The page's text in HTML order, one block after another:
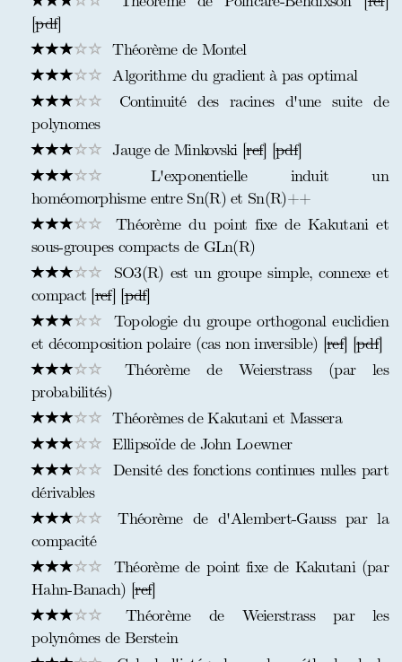
[pdf]
Théorème de Montel
Algorithme du gradient à pas optimal
Continuité des racines d'une suite de
polynomes
Jauge de Minkovski [ref] [pdf]
L'exponentielle induit un
homéomorphisme entre Sn(R) et Sn(R)++
Théorème du point fixe de Kakutani et
sous-groupes compacts de GLn(R)
SO3(R) est un groupe simple, connexe et
compact [ref] [pdf]
Topologie du groupe orthogonal euclidien
et décomposition polaire (cas non inversible) [ref] [pdf]
Théorème de Weierstrass (par les
probabilités)
Théorèmes de Kakutani et Massera
Ellipsoïde de John Loewner
Densité des fonctions continues nulles part
dérivables
Théorème de d'Alembert-Gauss par la
compacité
Théorème de point fixe de Kakutani (par
Hahn-Banach) [ref]
Théorème de Weierstrass par les
polynômes de Berstein